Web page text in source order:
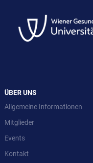
ÜBER UNS
Allgemeine Informationen
Mitglieder
Events
Kontakt